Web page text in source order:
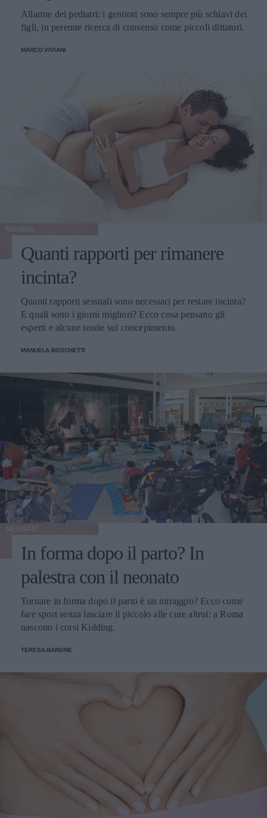
Allarme dei pediatri: i genitori sono sempre più schiavi dei
figli, in perenne ricerca di consenso come piccoli dittatori.
MARCO VIVIANI
Quanti rapporti per rimanere
incinta?
Quanti rapporti sessuali sono necessari per restare incinta?
E quali sono i giorni migliori? Ecco cosa pensano gli
esperti e alcune teorie sul concepimento.
MANUELA BOSCHETTI
In forma dopo il parto? In
palestra con il neonato
Tornare in forma dopo il parto è un miraggio? Ecco come
fare sport senza lasciare il piccolo alle cure altrui: a Roma
nascono i corsi Kidding.
TERESA BARONE